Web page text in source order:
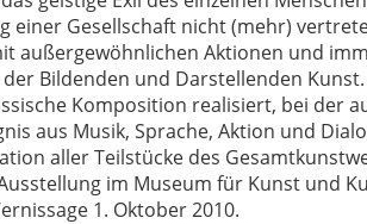
einer Gesellschaft nicht (mehr)
außergewöhnlichen Aktionen und
Bildenden und Darstellenden
Komposition realisiert, bei der
aus Musik, Sprache, Aktion und
aller Teilstücke des
im Museum für Kunst und
1. Oktober 2010.